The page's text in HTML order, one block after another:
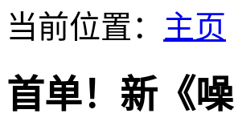
当前位置 ： 主页
首单！新《